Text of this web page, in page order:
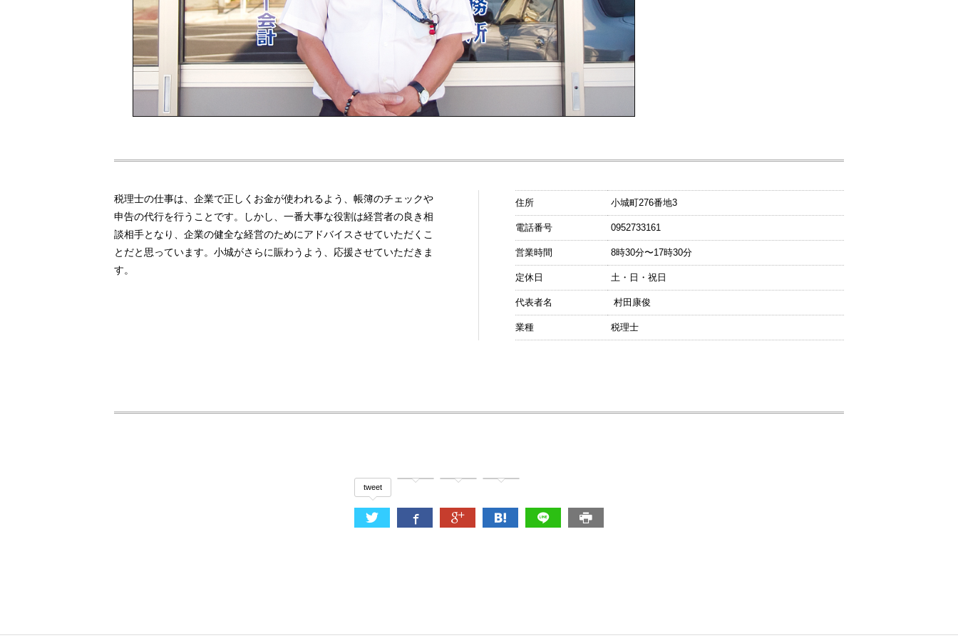
税理士の仕事は、企業で正しくお金が使われるよう、帳簿のチェックや
申告の代行を行うことです。しかし、一番大事な役割は経営者の良き相
談相手となり、企業の健全な経営のためにアドバイスさせていただくこ
とだと思っています。小城がさらに賑わうよう、応援させていただきま
す。
住所 小城町276番地3
電話番号 0952733161
営業時間 8時30分〜17時30分
定休日 土・日・祝日
代表者名 村田康俊
業種 税理士
tweet